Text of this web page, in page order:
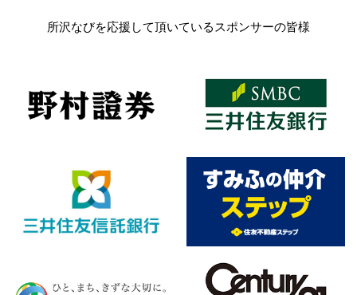
所沢なびを応援して頂いているスポンサーの皆様